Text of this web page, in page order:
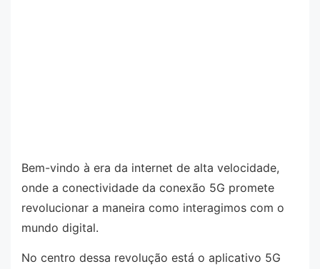
Bem-vindo à era da internet de alta velocidade,
onde a conectividade da conexão 5G promete
revolucionar a maneira como interagimos com o
mundo digital.
No centro dessa revolução está o aplicativo 5G